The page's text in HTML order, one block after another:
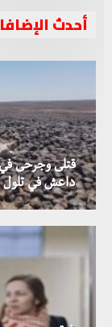
أحدث
قتلى وجرحى
داعش في تلول